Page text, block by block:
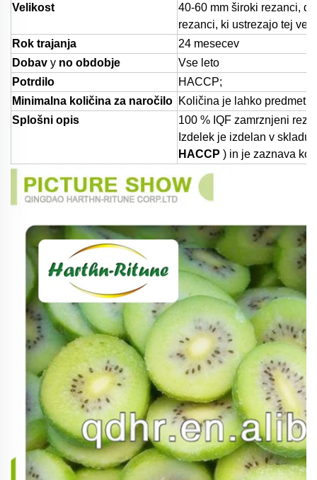
Velikost
40-60 mm široki rezanci,
rezanci, ki ustrezajo tej
Rok trajanja
24 mesecev
Dobav y no obdobje
Vse leto
Potrdilo
HACCP;
Minimalna količina za naročilo Količina je lahko predmet
Splošni opis
100 % IQF zamrznjeni
Izdelek je izdelan v
HACCP ) in je zaznava